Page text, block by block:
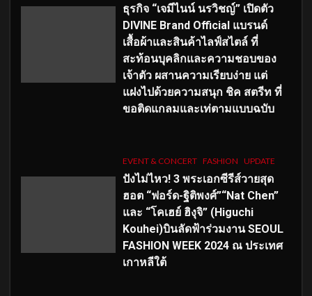
ธุรกิจ “เจมีไนน์ นรวิชญ์” เปิดตัว
DIVINE Brand Official แบรนด์
เสื้อผ้าและสินค้าไลฟ์สไตล์ ที่
สะท้อนบุคลิกและความชอบของ
เจ้าตัว ผสานความเรียบง่าย แต่
แฝงไปด้วยความสนุก ชิค สตรีท ที่
ขอติดแกลมและเท่ตามแบบฉบับ
EVENT & CONCERT FASHION UPDATE
ปังไม่ไหว! 3 พระเอกซีรีส์วายสุด
ฮอต “ฟอร์ด-ฐิติพงศ์”“Nat Chen”
และ “โคเฮย์ ฮิงุจิ” (Higuchi
Kouhei)บินลัดฟ้าร่วมงาน SEOUL
FASHION WEEK 2024 ณ ประเทศ
เกาหลีใต้